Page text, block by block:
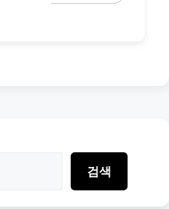
검색